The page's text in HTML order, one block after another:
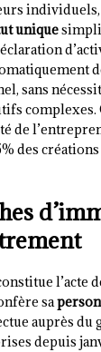
unique
sans
de
des
l’acte
sa
auprès du
depuis